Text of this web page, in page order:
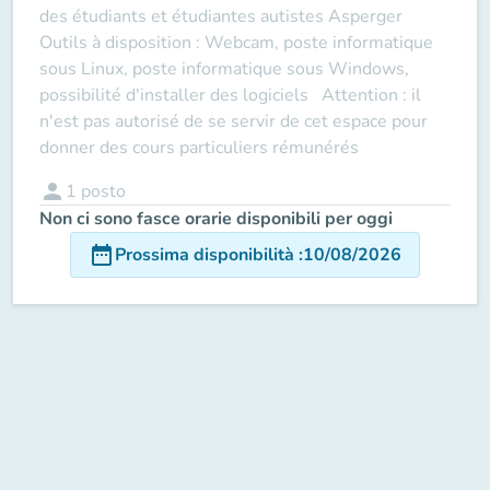
des étudiants et étudiantes autistes Asperger
Outils à disposition : Webcam, poste informatique
sous Linux, poste informatique sous Windows,
possibilité d'installer des logiciels Attention : il
n'est pas autorisé de se servir de cet espace pour
donner des cours particuliers rémunérés
person 1 posto
Non ci sono fasce orarie disponibili per oggi
date_rangeProssima disponibilità :10/08/2026